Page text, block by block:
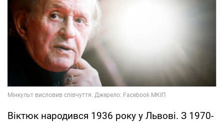
Віктюк народився 1936 року у Львові. З 1970-